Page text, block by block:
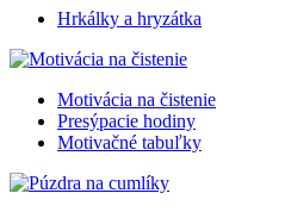
Hrkálky a hryzátka
Motivácia na čistenie
Presýpacie hodiny
Motivačné tabuľky